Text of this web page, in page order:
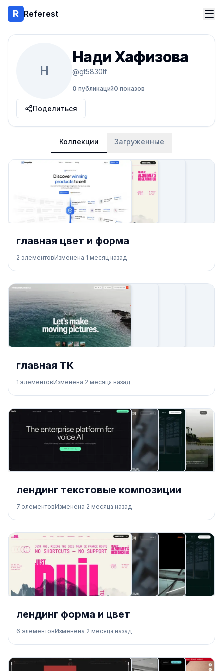
Referest
Н
Нади Хафизова
@gt5830lf
0 публикаций0 показов
Поделиться
Коллекции Загруженные
главная цвет и форма
2 элементовИзменена 1 месяц назад
главная ТК
1 элементовИзменена 2 месяца назад
лендинг текстовые композиции
7 элементовИзменена 2 месяца назад
лендинг форма и цвет
6 элементовИзменена 2 месяца назад